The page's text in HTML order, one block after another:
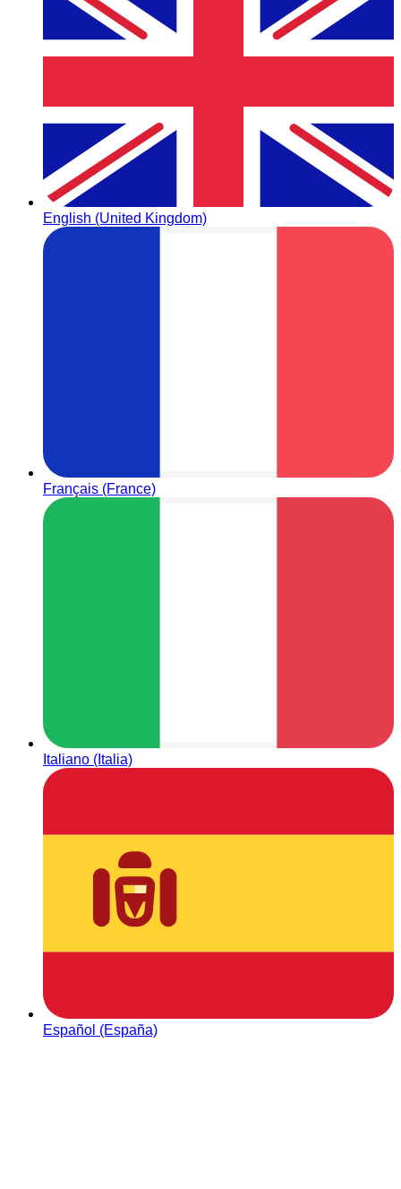
English (United Kingdom)
Français (France)
Italiano (Italia)
Español (España)